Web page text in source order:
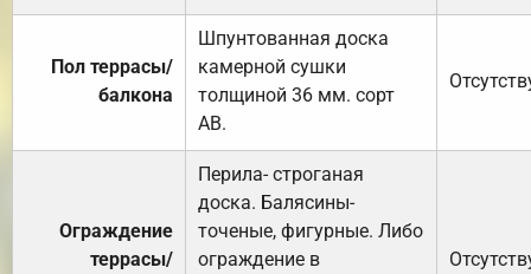
Пол террасы/
балкона
Шпунтованная доска
камерной сушки
толщиной 36 мм. сорт
АВ.
Ограждение
террасы/
Перила- строганая
доска. Балясины-
точеные, фигурные. Либо
ограждение в